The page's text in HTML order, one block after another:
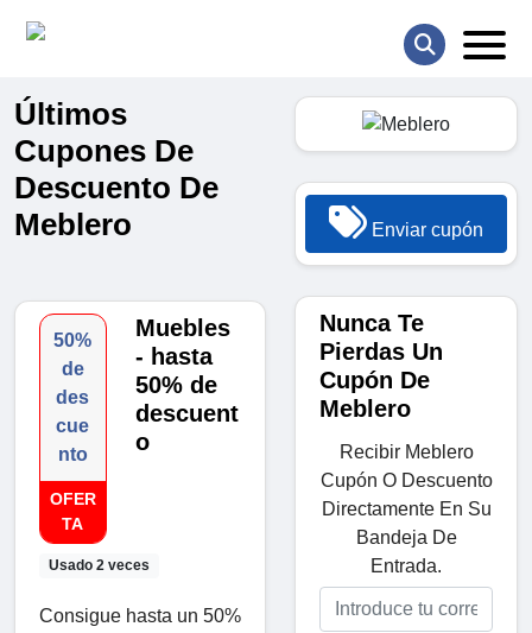
Últimos
Cupones De
Descuento De
Meblero
50%
de
des
cue
nto
OFER
TA
Usado 2 veces
Muebles
- hasta
50% de
descuent
o
Consigue hasta un 50%
Enviar cupón
Nunca Te
Pierdas Un
Cupón De
Meblero
Recibir Meblero
Cupón O Descuento
Directamente En Su
Bandeja De
Entrada.